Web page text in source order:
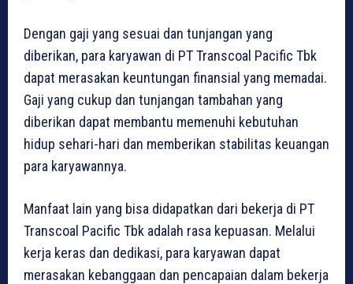
Dengan gaji yang sesuai dan tunjangan yang
diberikan, para karyawan di PT Transcoal Pacific Tbk
dapat merasakan keuntungan finansial yang memadai.
Gaji yang cukup dan tunjangan tambahan yang
diberikan dapat membantu memenuhi kebutuhan
hidup sehari-hari dan memberikan stabilitas keuangan
para karyawannya.
Manfaat lain yang bisa didapatkan dari bekerja di PT
Transcoal Pacific Tbk adalah rasa kepuasan. Melalui
kerja keras dan dedikasi, para karyawan dapat
merasakan kebanggaan dan pencapaian dalam bekerja